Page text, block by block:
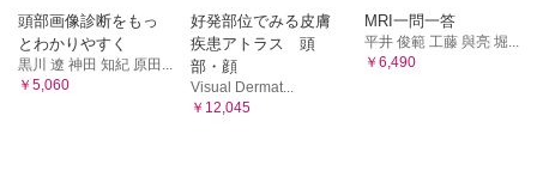
頭部画像診断をもっ
とわかりやすく
黒川 遼 神田 知紀 原田...
￥5,060
好発部位でみる皮膚
疾患アトラス 頭
部・顔
Visual Dermat...
￥12,045
MRI一問一答
平井 俊範 工藤 與亮 堀...
￥6,490